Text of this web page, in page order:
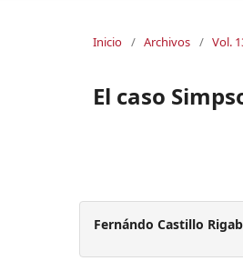
Inicio / Archivos / Vol.
El caso
Fernándo Castillo